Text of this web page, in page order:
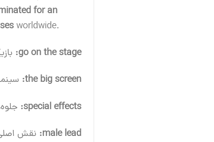
for an
worldwide.
go on the stage:
the big screen:
special effects:
male lead: نقش